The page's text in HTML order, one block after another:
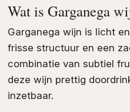
Wat is Garganega
Garganega wijn is licht
frisse structuur en een
combinatie van subtiel
deze wijn prettig
inzetbaar.